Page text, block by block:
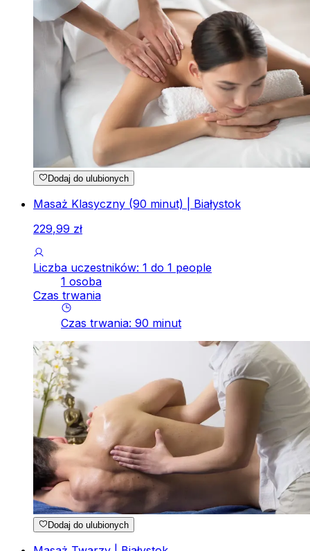
Dodaj do ulubionych
Masaż Klasyczny (90 minut) | Białystok
229,99 zł
Liczba uczestników: 1 do 1 people
1 osoba
Czas trwania
Czas trwania: 90 minut
Dodaj do ulubionych